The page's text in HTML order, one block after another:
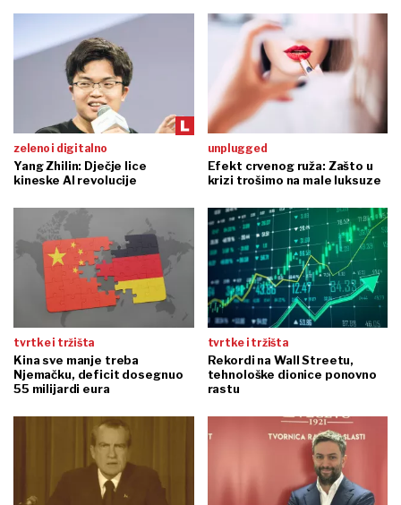
zeleno i digitalno
Yang Zhilin: Dječje lice
kineske AI revolucije
unplugged
Efekt crvenog ruža: Zašto u
krizi trošimo na male luksuze
tvrtke i tržišta
Kina sve manje treba
Njemačku, deficit dosegnuo
55 milijardi eura
tvrtke i tržišta
Rekordi na Wall Streetu,
tehnološke dionice ponovno
rastu